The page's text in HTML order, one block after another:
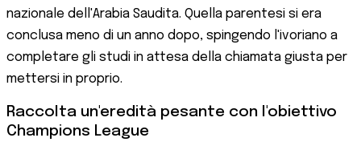
nazionale dell'Arabia Saudita. Quella parentesi si era
conclusa meno di un anno dopo, spingendo l'ivoriano a
completare gli studi in attesa della chiamata giusta per
mettersi in proprio.
Raccolta un'eredità pesante con l'obiettivo
Champions League